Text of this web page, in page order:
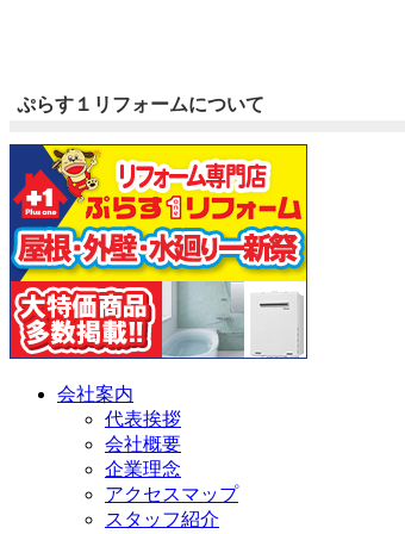
ぷらす１リフォームについて
会社案内
代表挨拶
会社概要
企業理念
アクセスマップ
スタッフ紹介